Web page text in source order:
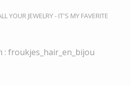
YOUR JEWELRY - IT'S MY FAVERITE
: froukjes_hair_en_bijou